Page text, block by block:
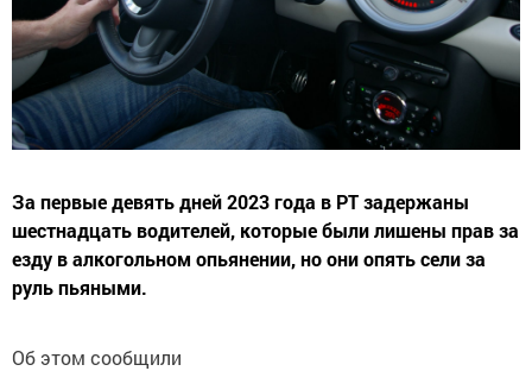
За первые девять дней 2023 года в РТ задержаны
шестнадцать водителей, которые были лишены прав за
езду в алкогольном опьянении, но они опять сели за
руль пьяными.
Об этом сообщили